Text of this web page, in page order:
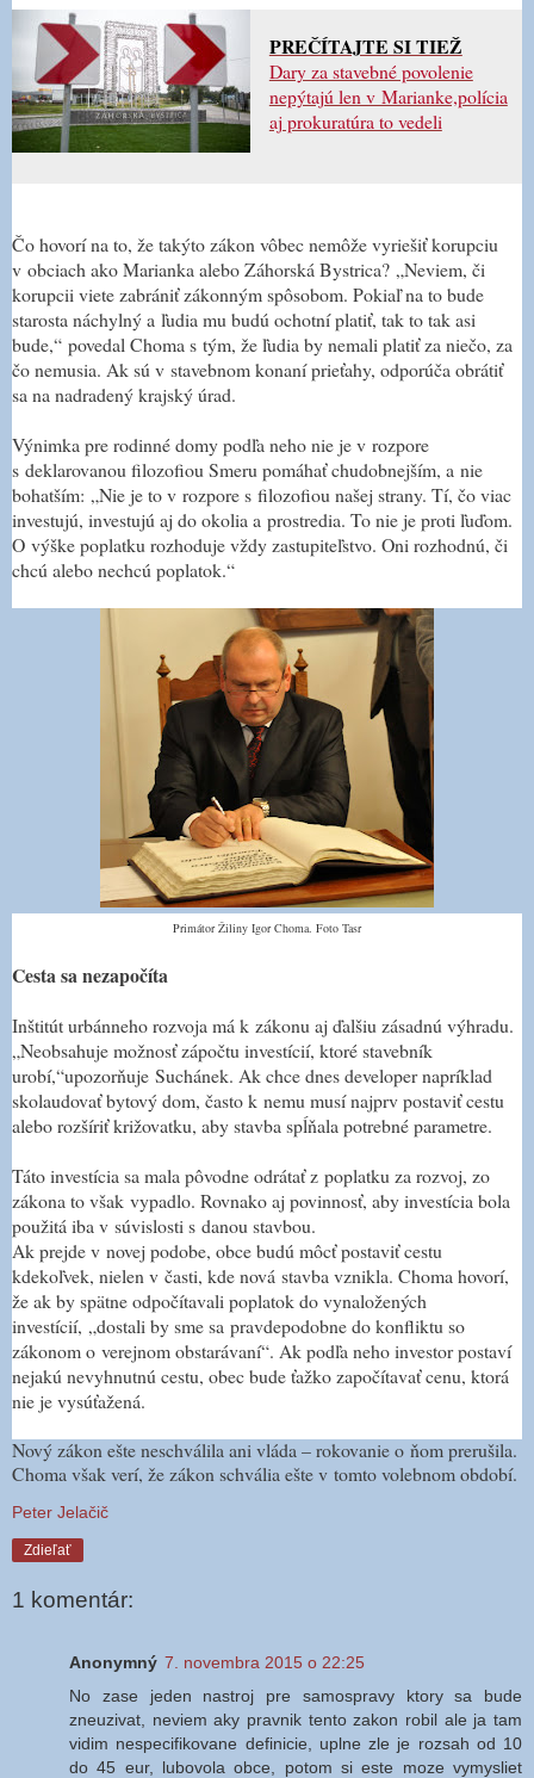
PREČÍTAJTE SI TIEŽ
Dary za stavebné povolenie
nepýtajú len v Marianke,polícia
aj prokuratúra to vedeli
Čo hovorí na to, že takýto zákon vôbec nemôže vyriešiť korupciu
v obciach ako Marianka alebo Záhorská Bystrica? „Neviem, či
korupcii viete zabrániť zákonným spôsobom. Pokiaľ na to bude
starosta náchylný a ľudia mu budú ochotní platiť, tak to tak asi
bude,“ povedal Choma s tým, že ľudia by nemali platiť za niečo, za
čo nemusia. Ak sú v stavebnom konaní prieťahy, odporúča obrátiť
sa na nadradený krajský úrad.
Výnimka pre rodinné domy podľa neho nie je v rozpore
s deklarovanou filozofiou Smeru pomáhať chudobnejším, a nie
bohatším: „Nie je to v rozpore s filozofiou našej strany. Tí, čo viac
investujú, investujú aj do okolia a prostredia. To nie je proti ľuďom.
O výške poplatku rozhoduje vždy zastupiteľstvo. Oni rozhodnú, či
chcú alebo nechcú poplatok.“
Primátor Žiliny Igor Choma. Foto Tasr
Cesta sa nezapočíta
Inštitút urbánneho rozvoja má k zákonu aj ďalšiu zásadnú výhradu.
„Neobsahuje možnosť zápočtu investícií, ktoré stavebník
urobí,“upozorňuje Suchánek. Ak chce dnes developer napríklad
skolaudovať bytový dom, často k nemu musí najprv postaviť cestu
alebo rozšíriť križovatku, aby stavba spĺňala potrebné parametre.
Táto investícia sa mala pôvodne odrátať z poplatku za rozvoj, zo
zákona to však vypadlo. Rovnako aj povinnosť, aby investícia bola
použitá iba v súvislosti s danou stavbou.
Ak prejde v novej podobe, obce budú môcť postaviť cestu
kdekoľvek, nielen v časti, kde nová stavba vznikla. Choma hovorí,
že ak by spätne odpočítavali poplatok do vynaložených
investícií, „dostali by sme sa pravdepodobne do konfliktu so
zákonom o verejnom obstarávaní“. Ak podľa neho investor postaví
nejakú nevyhnutnú cestu, obec bude ťažko započítavať cenu, ktorá
nie je vysúťažená.
Nový zákon ešte neschválila ani vláda – rokovanie o ňom prerušila.
Choma však verí, že zákon schvália ešte v tomto volebnom období.
Peter Jelačič
Zdieľať
1 komentár:
Anonymný 7. novembra 2015 o 22:25
No zase jeden nastroj pre samospravy ktory sa bude
zneuzivat, neviem aky pravnik tento zakon robil ale ja tam
vidim nespecifikovane definicie, uplne zle je rozsah od 10
do 45 eur, lubovola obce, potom si este moze vymysliet